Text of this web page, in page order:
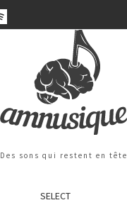
Des sons qui restent en tête
SELECT